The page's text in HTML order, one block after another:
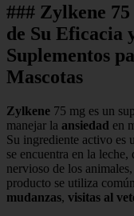
### Zylkene
de Su Eficacia
Suplementos
Mascotas
Zylkene 75 mg es un
manejar la ansiedad en
Su ingrediente activo es
se encuentra en la
nervioso de los
producto se utiliza
mudanzas, visitas al